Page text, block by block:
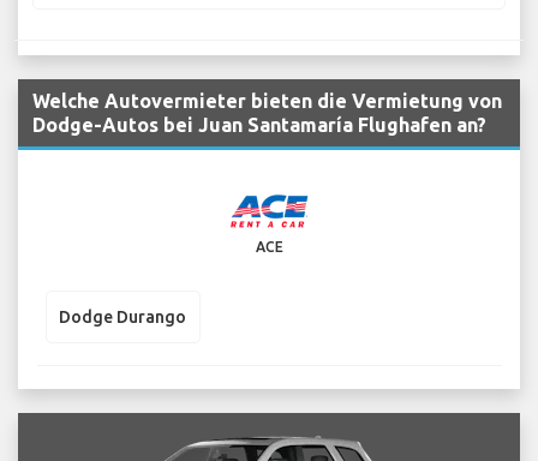
Welche Autovermieter bieten die Vermietung von
Dodge-Autos bei Juan Santamaría Flughafen an?
ACE
Dodge Durango